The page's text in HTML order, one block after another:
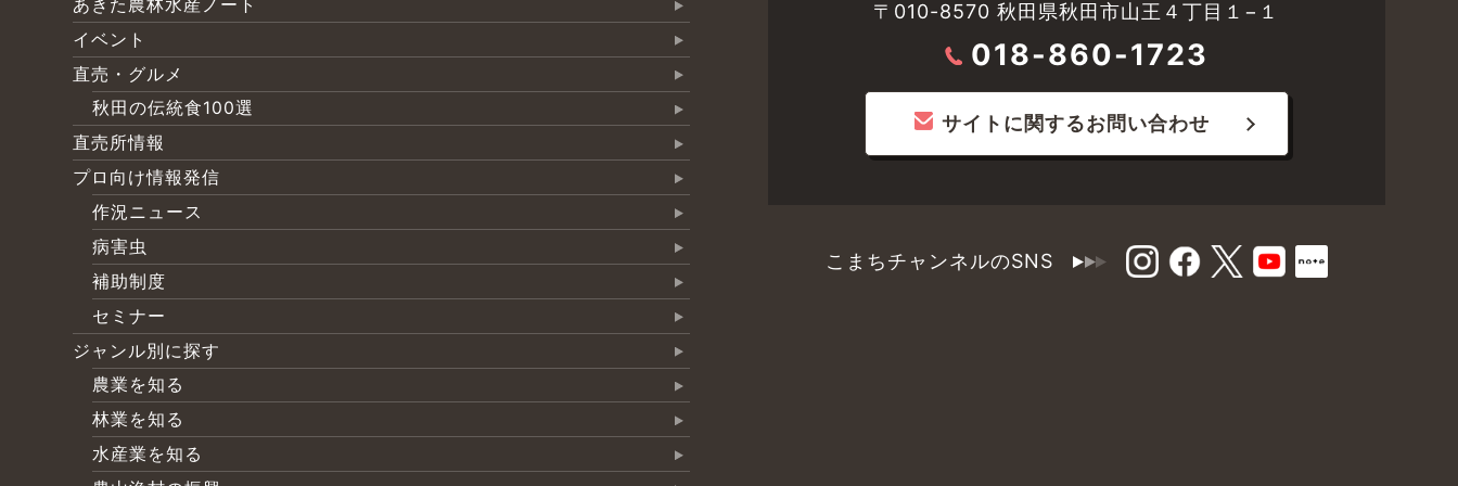
あきた農林水産ノート
イベント
直売・グルメ
秋田の伝統食100選
直売所情報
プロ向け情報発信
作況ニュース
病害虫
補助制度
セミナー
ジャンル別に探す
農業を知る
林業を知る
水産業を知る
〒010-8570 秋田県秋田市山王４丁目１−１
018-860-1723
サイトに関するお問い合わせ
こまちチャンネルのSNS